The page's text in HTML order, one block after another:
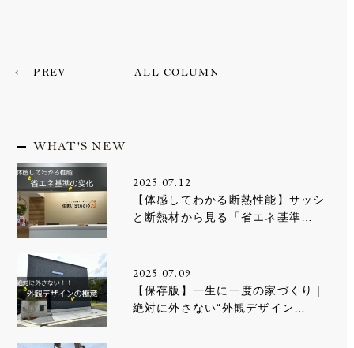
PREV ALL COLUMN
WHAT'S NEW
2025.07.12
【体感してわかる断熱性能】サッシ
と断熱材から見る「省エネ基準…
2025.07.09
【保存版】一生に一度の家づくり｜
絶対に外さない“外観デザイン…